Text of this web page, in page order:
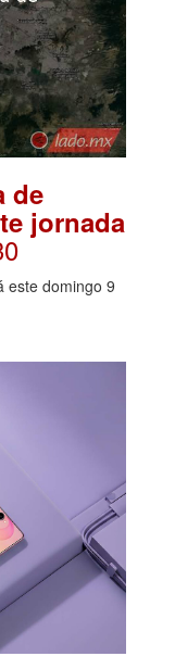
de
jornada
este domingo 9